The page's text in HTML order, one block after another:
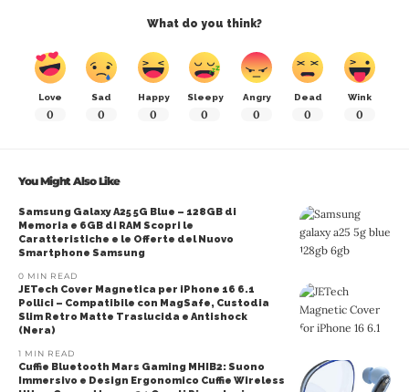
What do you think?
Love
0
Sad
0
Happy
0
Sleepy
0
Angry
0
Dead
0
Wink
0
You Might Also Like
Samsung Galaxy A25 5G Blue – 128GB di
Memoria e 6GB di RAM Scopri le
Caratteristiche e le Offerte del Nuovo
Smartphone Samsung
0 MIN READ
JETech Cover Magnetica per iPhone 16 6.1
Pollici – Compatibile con MagSafe, Custodia
Slim Retro Matte Traslucida e Antishock
(Nera)
1 MIN READ
Cuffie Bluetooth Mars Gaming MHIB2: Suono
Immersivo e Design Ergonomico Cuffie Wireless